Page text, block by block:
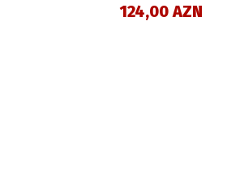
124,00 AZN